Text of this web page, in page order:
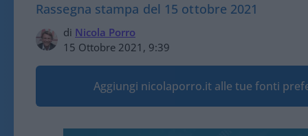
Rassegna stampa del 15 ottobre 2021
di Nicola Porro
15 Ottobre 2021, 9:39
Aggiungi nicolaporro.it alle tue fonti